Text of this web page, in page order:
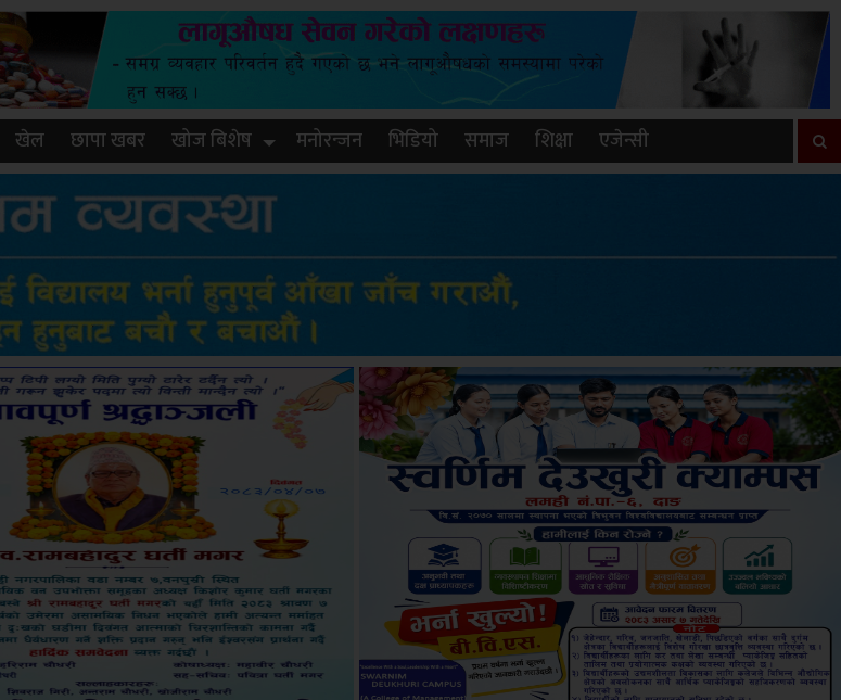
खेल छापा खबर खोज बिशेष मनोरन्जन भिडियो समाज शिक्षा एजेन्सी